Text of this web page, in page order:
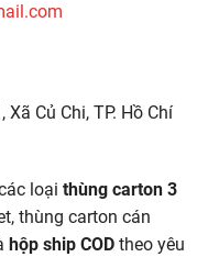
Xã Củ Chi, TP. Hồ Chí
loại thùng carton 3
thùng carton cán
hộp ship COD theo yêu